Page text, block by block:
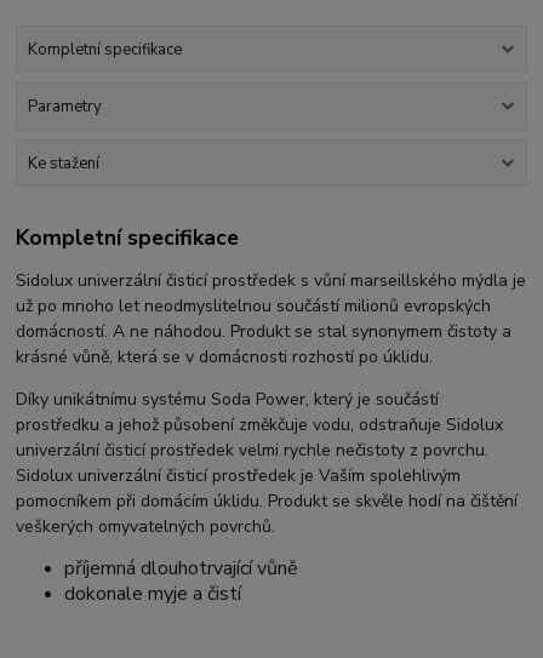
Kompletní specifikace
Parametry
Ke stažení
Kompletní specifikace
Sidolux univerzální čisticí prostředek s vůní marseillského mýdla je
už po mnoho let neodmyslitelnou součástí milionů evropských
domácností. A ne náhodou. Produkt se stal synonymem čistoty a
krásné vůně, která se v domácnosti rozhostí po úklidu.
Díky unikátnímu systému Soda Power, který je součástí
prostředku a jehož působení změkčuje vodu, odstraňuje Sidolux
univerzální čisticí prostředek velmi rychle nečistoty z povrchu.
Sidolux univerzální čisticí prostředek je Vaším spolehlivým
pomocníkem při domácím úklidu. Produkt se skvěle hodí na čištění
veškerých omyvatelných povrchů.
příjemná dlouhotrvající vůně
dokonale myje a čistí